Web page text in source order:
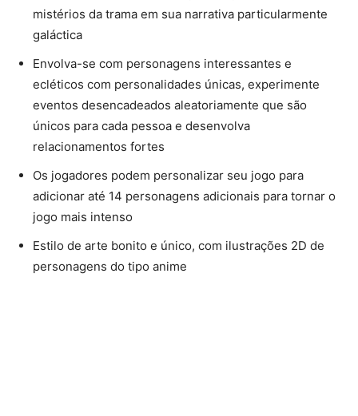
mistérios da trama em sua narrativa particularmente
galáctica
Envolva-se com personagens interessantes e
ecléticos com personalidades únicas, experimente
eventos desencadeados aleatoriamente que são
únicos para cada pessoa e desenvolva
relacionamentos fortes
Os jogadores podem personalizar seu jogo para
adicionar até 14 personagens adicionais para tornar o
jogo mais intenso
Estilo de arte bonito e único, com ilustrações 2D de
personagens do tipo anime